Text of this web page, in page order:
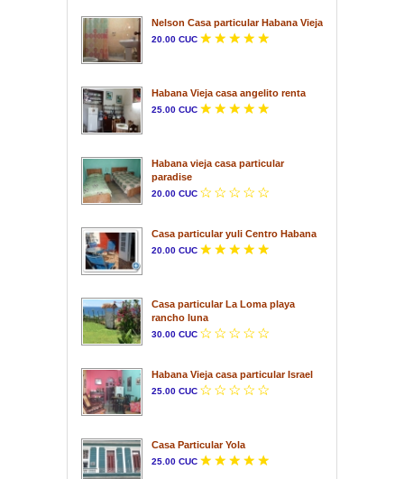
Nelson Casa particular Habana Vieja
20.00 CUC
Habana Vieja casa angelito renta
25.00 CUC
Habana vieja casa particular
paradise
20.00 CUC
Casa particular yuli Centro Habana
20.00 CUC
Casa particular La Loma playa
rancho luna
30.00 CUC
Habana Vieja casa particular Israel
25.00 CUC
Casa Particular Yola
25.00 CUC